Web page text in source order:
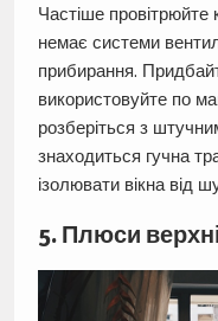
Частіше
немає системи
прибирання.
використовуйте по
розберіться з
знаходиться гучна
ізолювати вікна від
5. Плюси